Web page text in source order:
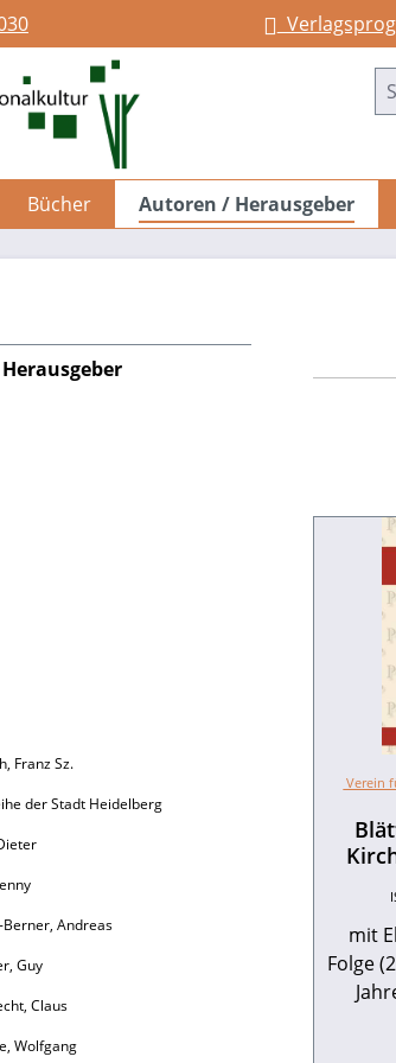
springen
Bücher Autoren / Herausgeber
Franz Sz.
der Stadt Heidelberg
Berner, Andreas
Guy
Claus
Wolfgang
Verein
mit
Folge (2008) Den
Ein